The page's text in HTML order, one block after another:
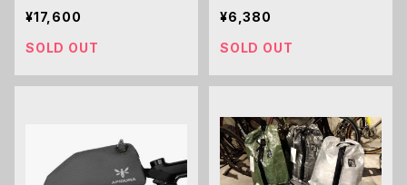
edition Dragon（Anion）
¥17,600
SOLD OUT
edition Dragon（Cation）
¥6,380
SOLD OUT